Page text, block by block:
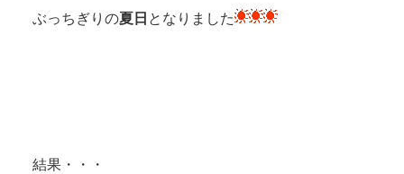
ぶっちぎりの夏日 となりました
結果・・・